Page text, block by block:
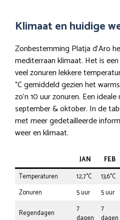
Klimaat en huidige
Zonbestemming Platja d’Aro
mediterraan klimaat. Het is
veel zonuren lekkere
°C gemiddeld gezien het
zo’n 10 uur zonuren. Een
september & oktober. In de
met meer gedetailleerde
weer en klimaat.
JAN FEB
Temperaturen
12,7°C 13,6°C
Zonuren
5 uur 5 uur
Regendagen
7
7